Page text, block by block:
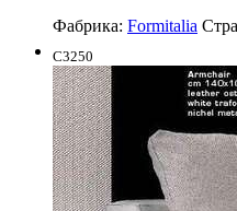
Фабрика: Formitalia
C3250